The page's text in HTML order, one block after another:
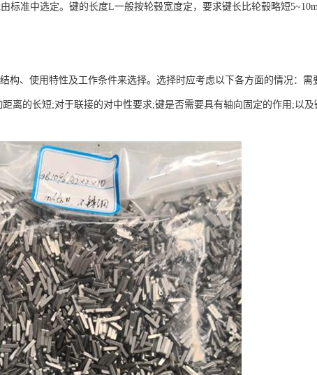
标准中选定。键的长度L一般按轮毂宽度定，要求键长比轮毂略短
、使用特性及工作条件来选择。选择时应考虑以下各方面的情况：需
离的长短;对于联接的对中性要求;键是否需要具有轴向固定的作用;以及